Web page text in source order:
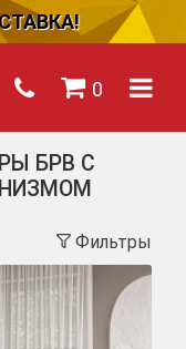
0
БРВ С
Фильтры